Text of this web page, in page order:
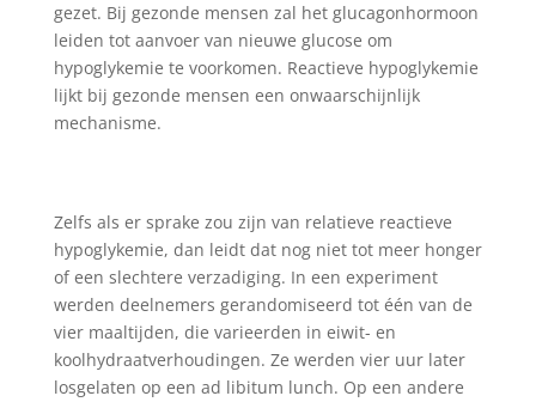
gezet. Bij gezonde mensen zal het glucagonhormoon
leiden tot aanvoer van nieuwe glucose om
hypoglykemie te voorkomen. Reactieve hypoglykemie
lijkt bij gezonde mensen een onwaarschijnlijk
mechanisme.
Zelfs als er sprake zou zijn van relatieve reactieve
hypoglykemie, dan leidt dat nog niet tot meer honger
of een slechtere verzadiging. In een experiment
werden deelnemers gerandomiseerd tot één van de
vier maaltijden, die varieerden in eiwit- en
koolhydraatverhoudingen. Ze werden vier uur later
losgelaten op een ad libitum lunch. Op een andere